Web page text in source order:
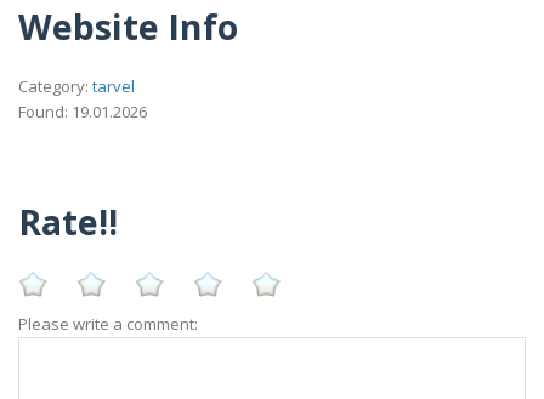
Website Info
Category: tarvel
Found: 19.01.2026
Rate!!
Please write a comment: